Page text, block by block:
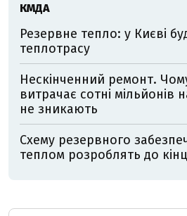
КМДА
Резервне тепло: у Києві
теплотрасу
Нескінченний ремонт.
витрачає сотні мільйонів
не зникають
Схему резервного
теплом розроблять до